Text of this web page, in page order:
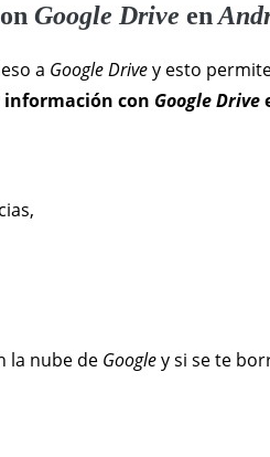
Google Drive en
a Google Drivey esto
información con Google Drive
la nube de Googley si se te